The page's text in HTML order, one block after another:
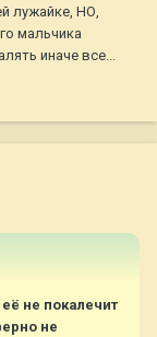
лужайке, НО,
мальчика
иначе все...
не покалечит
не